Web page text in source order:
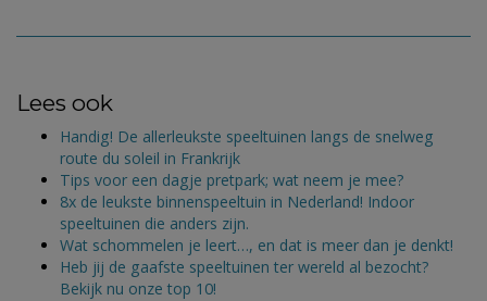
Lees ook
Handig! De allerleukste speeltuinen langs de snelweg
route du soleil in Frankrijk
Tips voor een dagje pretpark; wat neem je mee?
8x de leukste binnenspeeltuin in Nederland! Indoor
speeltuinen die anders zijn.
Wat schommelen je leert…, en dat is meer dan je denkt!
Heb jij de gaafste speeltuinen ter wereld al bezocht?
Bekijk nu onze top 10!